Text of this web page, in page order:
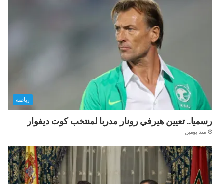
رياضة
رسميا.. تعيين هيرفي رونار مدربا لمنتخب كوت ديفوار
منذ يومين